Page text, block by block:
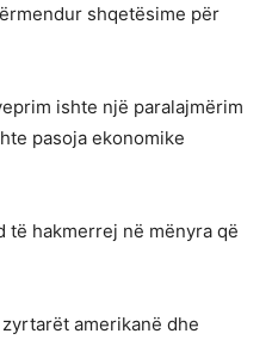
shqetësime për
ishte një paralajmërim
pasoja ekonomike
të hakmerrej në mënyra që
amerikanë dhe